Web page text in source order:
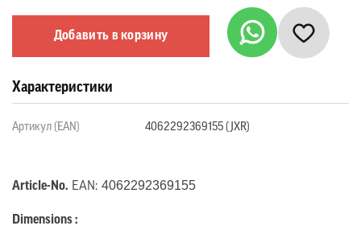
Добавить в корзину
Характеристики
Артикул (EAN) 4062292369155 (JXR)
Article-No. EAN: 4062292369155
Dimensions :